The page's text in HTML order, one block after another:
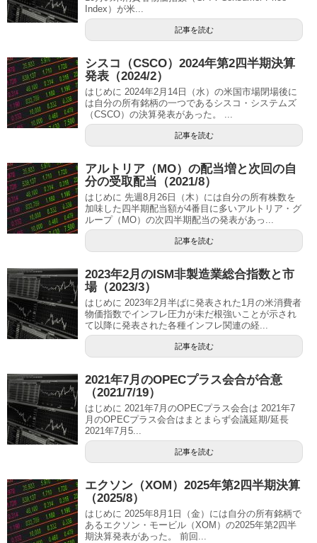
Index）が米...
記事を読む
シスコ（CSCO）2024年第2四半期決算
発表（2024/2）
はじめに 2024年2月14日（水）の米国市場閉場後に
は自分の所有銘柄の一つであるシスコ・システムズ
（CSCO）の決算発表があった。 ...
記事を読む
アルトリア（MO）の配当増と次回の自
分の受取配当（2021/8）
はじめに 先週8月26日（木）には自分の所有株数を
加味した四半期配当額が4番目に多いアルトリア・グ
ループ（MO）の次四半期配当の発表があっ...
記事を読む
2023年2月のISM非製造業総合指数と市
場（2023/3）
はじめに 2023年2月半ばに発表された1月の米消費者
物価指数でインフレ圧力が未だ根強いことが示され
て以降に発表された各種インフレ関連の経...
記事を読む
2021年7月のOPECプラス会合が合意
（2021/7/19）
はじめに 2021年7月のOPECプラス会合は 2021年7
月のOPECプラス会合はまとまらず会議延期/延長
2021年7月5...
記事を読む
エクソン（XOM）2025年第2四半期決算
（2025/8）
はじめに 2025年8月1日（金）には自分の所有銘柄で
あるエクソン・モービル（XOM）の2025年第2四半
期決算発表があった。 前回...